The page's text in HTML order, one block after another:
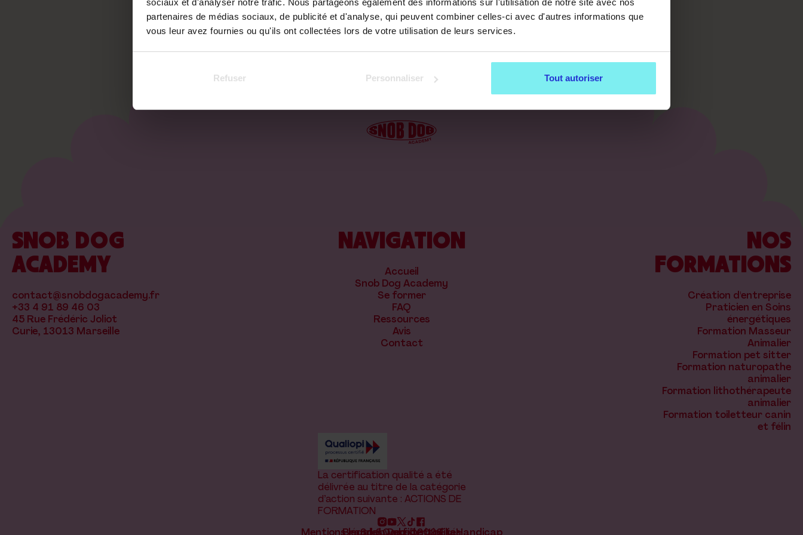
sociaux et d'analyser notre trafic. Nous partageons également des informations sur l'utilisation de notre site avec nos
partenaires de médias sociaux, de publicité et d'analyse, qui peuvent combiner celles-ci avec d'autres informations que
vous leur avez fournies ou qu'ils ont collectées lors de votre utilisation de leurs services.
Refuser Personnaliser Tout autoriser
SNOB DOG
ACADEMY
contact@snobdogacademy.fr
+33 4 91 89 46 03
45 Rue Frédéric Joliot
Curie, 13013 Marseille
NAVIGATION
Accueil
Snob Dog Academy
Se former
FAQ
Ressources
Avis
Contact
NOS
FORMATIONS
Création d'entreprise
Praticien en Soins
énergétiques
Formation Masseur
Animalier
Formation pet sitter
Formation naturopathe
animalier
Formation lithothérapeute
animalier
Formation toiletteur canin
et félin
La certification qualité a été
délivrée au titre de la catégorie
d’action suivante : ACTIONS DE
FORMATION